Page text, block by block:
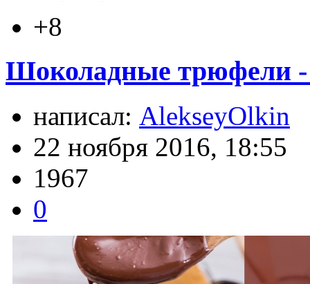
+8
Шоколадные трюфели -
написал: AlekseyOlkin
22 ноября 2016, 18:55
1967
0